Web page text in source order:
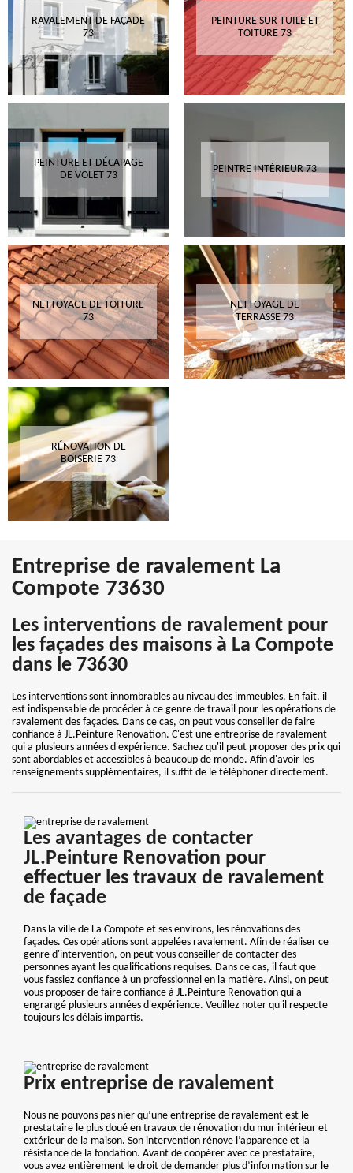
RAVALEMENT DE FAÇADE
73
PEINTURE SUR TUILE ET
TOITURE 73
PEINTURE ET DÉCAPAGE
DE VOLET 73
PEINTRE INTÉRIEUR 73
NETTOYAGE DE TOITURE
73
NETTOYAGE DE
TERRASSE 73
RÉNOVATION DE
BOISERIE 73
Entreprise de ravalement La
Compote 73630
Les interventions de ravalement pour
les façades des maisons à La Compote
dans le 73630
Les interventions sont innombrables au niveau des immeubles. En fait, il
est indispensable de procéder à ce genre de travail pour les opérations de
ravalement des façades. Dans ce cas, on peut vous conseiller de faire
confiance à JL.Peinture Renovation. C'est une entreprise de ravalement
qui a plusieurs années d'expérience. Sachez qu'il peut proposer des prix qui
sont abordables et accessibles à beaucoup de monde. Afin d'avoir les
renseignements supplémentaires, il suffit de le téléphoner directement.
Les avantages de contacter
JL.Peinture Renovation pour
effectuer les travaux de ravalement
de façade
Dans la ville de La Compote et ses environs, les rénovations des
façades. Ces opérations sont appelées ravalement. Afin de réaliser ce
genre d'intervention, on peut vous conseiller de contacter des
personnes ayant les qualifications requises. Dans ce cas, il faut que
vous fassiez confiance à un professionnel en la matière. Ainsi, on peut
vous proposer de faire confiance à JL.Peinture Renovation qui a
engrangé plusieurs années d'expérience. Veuillez noter qu'il respecte
toujours les délais impartis.
Prix entreprise de ravalement
Nous ne pouvons pas nier qu’une entreprise de ravalement est le
prestataire le plus doué en travaux de rénovation du mur intérieur et
extérieur de la maison. Son intervention rénove l’apparence et la
résistance de la fondation. Avant de coopérer avec ce prestataire,
vous avez entièrement le droit de demander plus d’information sur le